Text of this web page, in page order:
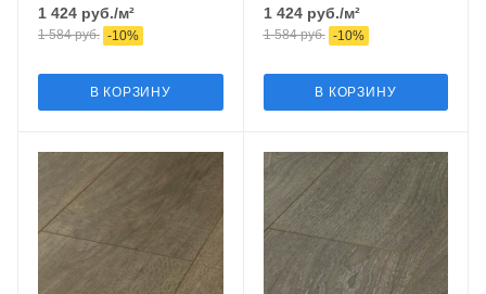
1 424 руб./м²
1 584руб. -10%
В КОРЗИНУ
1 424руб./м²
1 584руб. -10%
В КОРЗИНУ